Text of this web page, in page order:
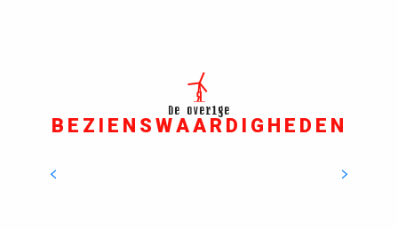
De overige
BEZIENSWAARDIGHEDEN